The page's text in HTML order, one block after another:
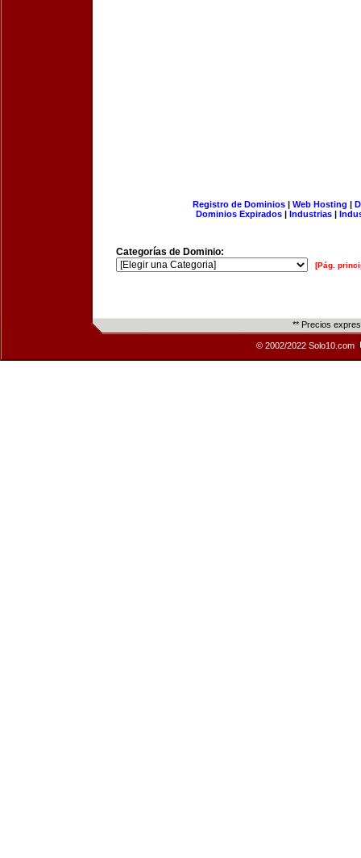
Registro de Dominios| Web Hosting |
Dominios Expirados | Industrias |
Categorías de Dominio:
[Pág.
** Precios
© 2002/2022 Solo10.com